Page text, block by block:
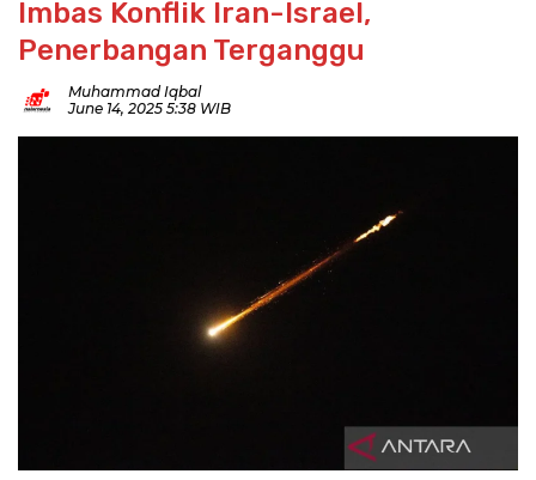
Imbas Konflik Iran-Israel,
Penerbangan Terganggu
Muhammad Iqbal
June 14, 2025 5:38 WIB